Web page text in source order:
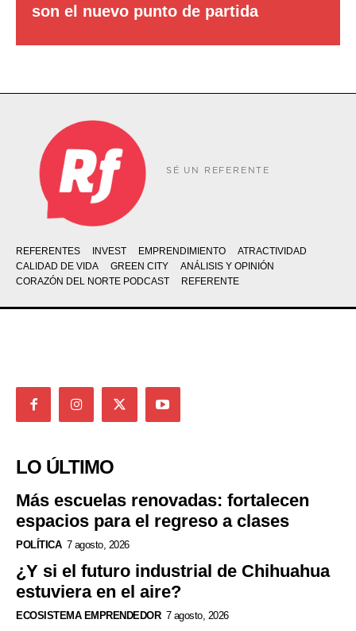
son el nuevo punto de partida
SÉ UN REFERENTE
REFERENTES INVEST EMPRENDIMIENTO
ATRACTIVIDAD
CALIDAD DE VIDA
GREEN CITY
ANÁLISIS Y OPINIÓN
CORAZÓN DEL NORTE PODCAST
REFERENTE
LO ÚLTIMO
Más escuelas renovadas: fortalecen
espacios para el regreso a clases
POLÍTICA 7 agosto, 2026
¿Y si el futuro industrial de Chihuahua
estuviera en el aire?
ECOSISTEMA EMPRENDEDOR 7 agosto, 2026